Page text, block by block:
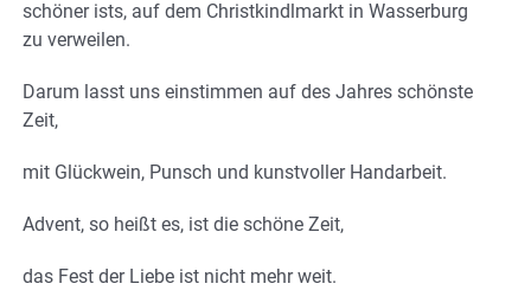
schöner ists, auf dem Christkindlmarkt in Wasserburg
zu verweilen.
Darum lasst uns einstimmen auf des Jahres schönste
Zeit,
mit Glückwein, Punsch und kunstvoller Handarbeit.
Advent, so heißt es, ist die schöne Zeit,
das Fest der Liebe ist nicht mehr weit.